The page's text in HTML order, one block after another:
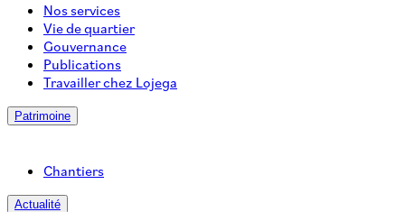
Nos services
Vie de quartier
Gouvernance
Publications
Travailler chez Lojega
Patrimoine
Chantiers
Actualité